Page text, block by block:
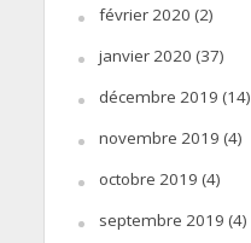
février 2020 (2)
janvier 2020 (37)
décembre 2019 (14)
novembre 2019 (4)
octobre 2019 (4)
septembre 2019 (4)